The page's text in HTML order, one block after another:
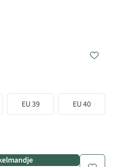
EU 39 EU 40